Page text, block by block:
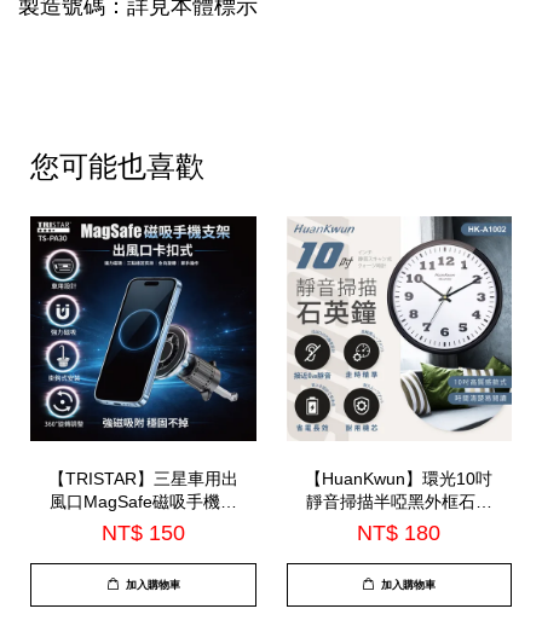
製造號碼：詳見本體標示
您可能也喜歡
【TRISTAR】三星車用出
風口MagSafe磁吸手機支
架(TS-PA30)
NT$ 150
加入購物車
【HuanKwun】環光10吋
靜音掃描半啞黑外框石英
鐘(HK-A1002)
NT$ 180
加入購物車